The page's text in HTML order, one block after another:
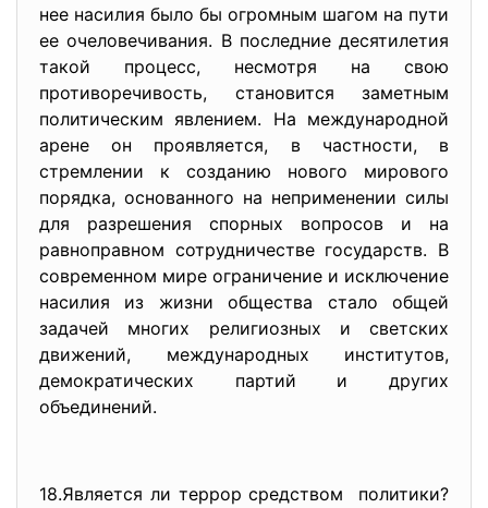
нее насилия было бы огромным шагом на пути
ее очеловечивания. В последние десятилетия
такой процесс, несмотря на свою
противоречивость, становится заметным
политическим явлением. На международной
арене он проявляется, в частности, в
стремлении к созданию нового мирового
порядка, основанного на неприменении силы
для разрешения спорных вопросов и на
равноправном сотрудничестве государств. В
современном мире ограничение и исключение
насилия из жизни общества стало общей
задачей многих религиозных и светских
движений, международных институтов,
демократических партий и других
объединений.
18.Является ли террорсредством политики?